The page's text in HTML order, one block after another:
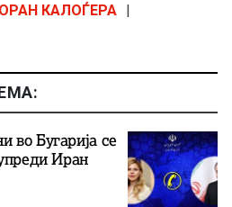
КАЛОЃЕРА |
во Бугарија се
Иран